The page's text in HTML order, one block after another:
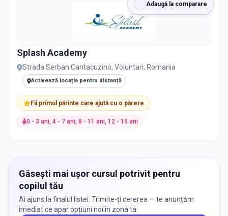
Adaugă la comparare
Splash Academy
Strada Serban Cantacuzino, Voluntari, Romania
Activează locația pentru distanță
Fii primul părinte care ajută cu o părere
0 - 3 ani, 4 - 7 ani, 8 - 11 ani, 12 - 15 ani
Găsești mai ușor cursul potrivit pentru
copilul tău
Ai ajuns la finalul listei. Trimite-ți cererea — te anunțăm
imediat ce apar opțiuni noi în zona ta.